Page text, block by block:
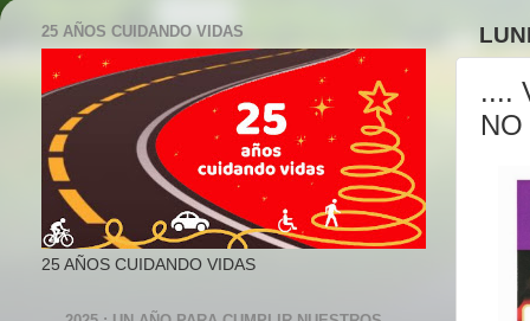
....
25 AÑOS CUIDANDO VIDAS
25 AÑOS CUIDANDO VIDAS